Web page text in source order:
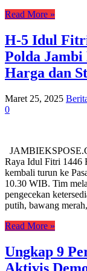
Read More »
H-5 Idul Fitri
Polda Jambi
Harga dan
Maret 25, 2025
0
Raya Idul Fitri 1446
kembali turun ke
10.30 WIB. Tim
pengecekan
putih, bawang
Read More »
Ungkap 9